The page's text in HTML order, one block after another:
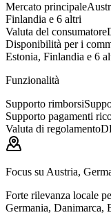
Mercato principale
Finlandia e 6 altri
Valuta del consumatore
Disponibilità per i
Estonia, Finlandia e 6
Funzionalità
Supporto rimborsi
Supporto pagamenti
Valuta di regolamento
Focus su Austria,
Forte rilevanza locale
Germania, Danimarca,